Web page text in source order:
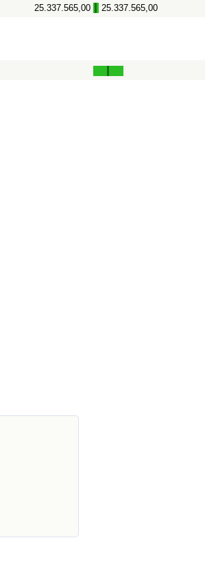
25.337.565,00 - 25.337.565,00